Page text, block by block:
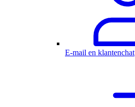
E-mail en klantenchat